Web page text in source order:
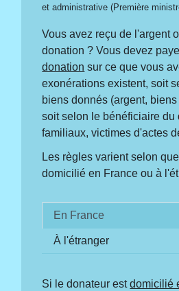
et administrative (Première
Vous avez reçu de l'argent
donation ? Vous devez
donation sur ce que vous
exonérations existent, soit
biens donnés (argent,
soit selon le bénéficiaire du
familiaux, victimes d'actes
Les règles varient selon
domicilié en France ou à
En France
À l'étranger
Si le donateur estdomicilié